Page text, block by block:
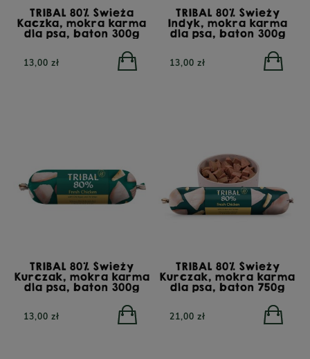
dla psów
800g
POWIADOM O
DOSTĘPNOŚCI
PERRO Struś z cukinią
dla psów dorosłych 400g
TRIBAL 80% Świeża
Kaczka, mokra karma
dla psa, baton 300g
13,00 zł
TRIBAL 80% Świeży
Indyk, mokra karma
dla psa, baton 300g
13,00 zł
TRIBAL 80% Świeży
Kurczak, mokra karma
dla psa, baton 300g
13,00 zł
TRIBAL 80% Świeży
Kurczak, mokra karma
dla psa, baton 750g
21,00 zł